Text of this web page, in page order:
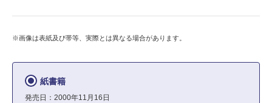
※画像は表紙及び帯等、実際とは異なる場合があります。
紙書籍
発売日：2000年11月16日